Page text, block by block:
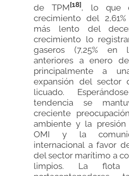
de TPM[18], lo que
crecimiento del
más lento del
crecimiento lo
gaseros (7,25% en
anteriores a enero
principalmente a
expansión del sector
licuado.
tendencia se
creciente
ambiente y la
OMI y la
internacional a favor
del sector marítimo a
limpios. La flota